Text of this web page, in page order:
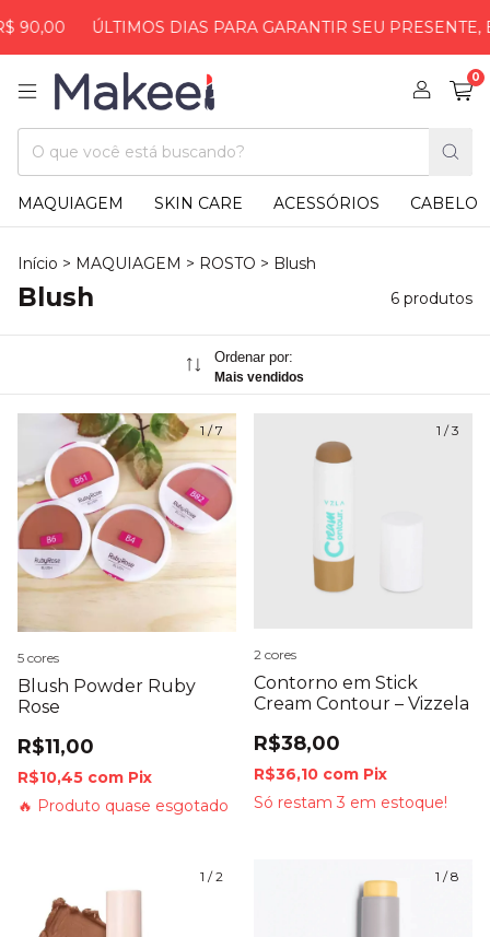
90,00 ÚLTIMOS DIAS PARA GARANTIR SEU PRESENTE,
0
MAQUIAGEM SKIN CARE ACESSÓRIOS CABELO
Início > MAQUIAGEM > ROSTO > Blush
Blush 6 produtos
Ordenar por:
Mais vendidos
1/7
Blush Powder Ruby
Rose
R$11,00
R$10,45 com Pix
🔥 Produto quase esgotado
5 cores
1 /3
Contorno em Stick
Cream Contour – Vizzela
R$38,00
R$36,10 com Pix
Só restam 3 em estoque!
2 cores
1 /2 1 /8